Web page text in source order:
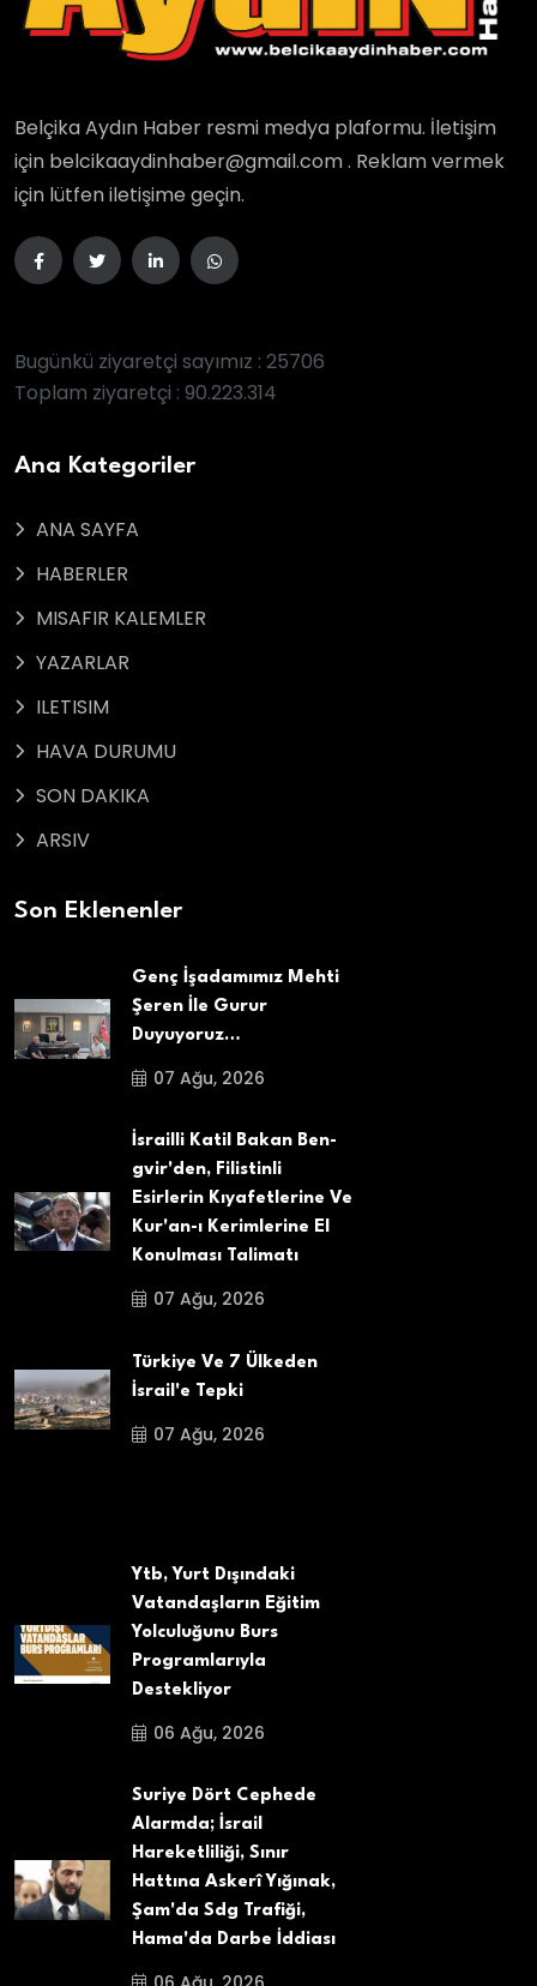
Belçika Aydın Haber resmi medya plaformu. İletişim
için belcikaaydinhaber@gmail.com . Reklam vermek
için lütfen iletişime geçin.
Bugünkü ziyaretçi sayımız : 25706
Toplam ziyaretçi : 90.223.314
Ana Kategoriler
ANA SAYFA
HABERLER
MISAFIR KALEMLER
YAZARLAR
ILETISIM
HAVA DURUMU
SON DAKIKA
ARSIV
Son Eklenenler
Genç İşadamımız Mehti
Şeren İle Gurur
Duyuyoruz…
07 Ağu, 2026
İsrailli Katil Bakan Ben-
gvir'den, Filistinli
Esirlerin Kıyafetlerine Ve
Kur'an-ı Kerimlerine El
Konulması Talimatı
07 Ağu, 2026
Türkiye Ve 7 Ülkeden
İsrail'e Tepki
07 Ağu, 2026
Ytb, Yurt Dışındaki
Vatandaşların Eğitim
Yolculuğunu Burs
Programlarıyla
Destekliyor
06 Ağu, 2026
Suriye Dört Cephede
Alarmda; İsrail
Hareketliliği, Sınır
Hattına Askerî Yığınak,
Şam'da Sdg Trafiği,
Hama'da Darbe İddiası